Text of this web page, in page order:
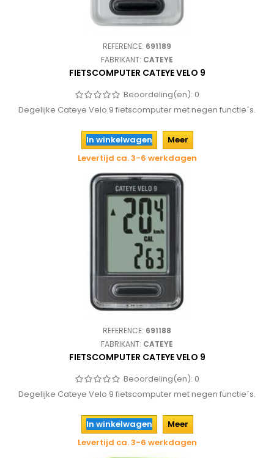
REFERENCE: 691189
FABRIKANT: CATEYE
FIETSCOMPUTER CATEYE VELO 9
Beoordeling(en): 0
Degelijke Cateye Velo 9 fietscomputer met negen functie´s.
In winkelwagen
Meer
Levertijd ca. 3-6 werkdagen
REFERENCE: 691188
FABRIKANT: CATEYE
FIETSCOMPUTER CATEYE VELO 9
Beoordeling(en): 0
Degelijke Cateye Velo 9 fietscomputer met negen functie´s.
In winkelwagen
Meer
Levertijd ca. 3-6 werkdagen